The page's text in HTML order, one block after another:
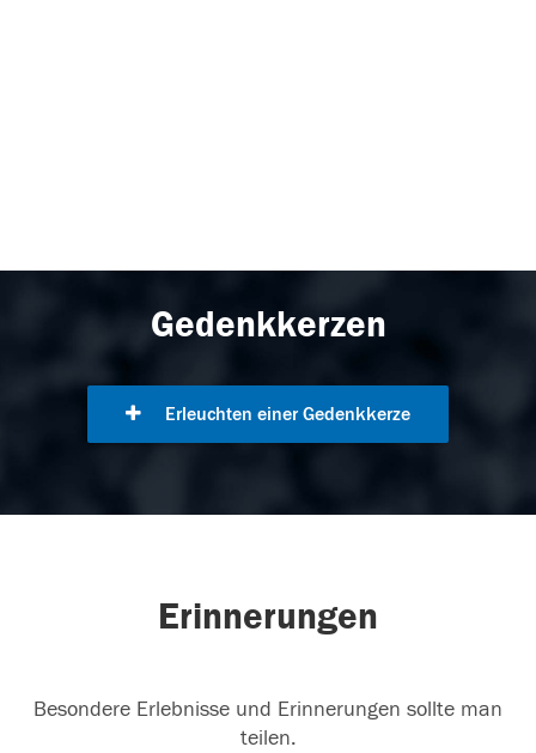
Gedenkkerzen
Erleuchten einer Gedenkkerze
Erinnerungen
Besondere Erlebnisse und Erinnerungen sollte man
teilen.